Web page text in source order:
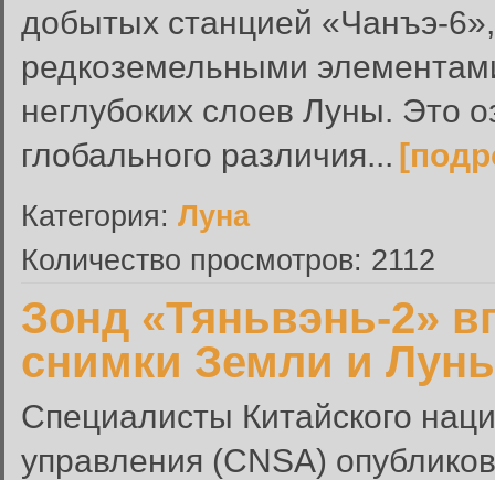
добытых станцией «Чанъэ-
редкоземельными
неглубоких слоев Луны. Это
глобального различия...
Категория: Луна
Количество просмотров: 2112
Зонд «Тяньвэнь-2»
снимки Земли и
Специалисты Китайского
управления (CNSA)